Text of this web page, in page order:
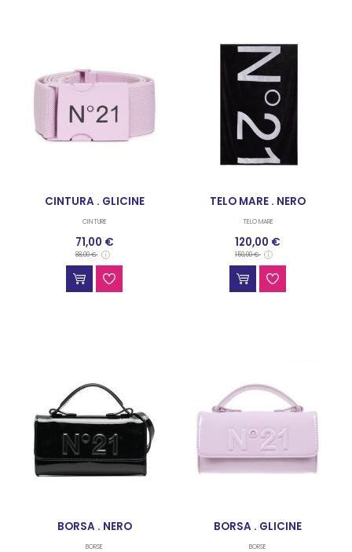
CINTURA . GLICINE
CINTURE
71,00 €
88,00 €
TELO MARE . NERO
TELO MARE
120,00 €
150,00 €
BORSA . NERO
BORSE
BORSA . GLICINE
BORSE